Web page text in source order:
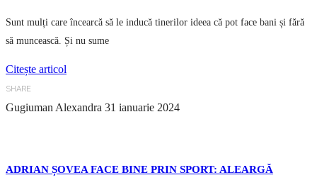
Sunt mulți care încearcă să le inducă tinerilor ideea că pot face bani și fără
să muncească. Și nu sume
Citește articol
SHARE
Gugiuman Alexandra 31 ianuarie 2024
ADRIAN ȘOVEA FACE BINE PRIN SPORT: ALEARGĂ